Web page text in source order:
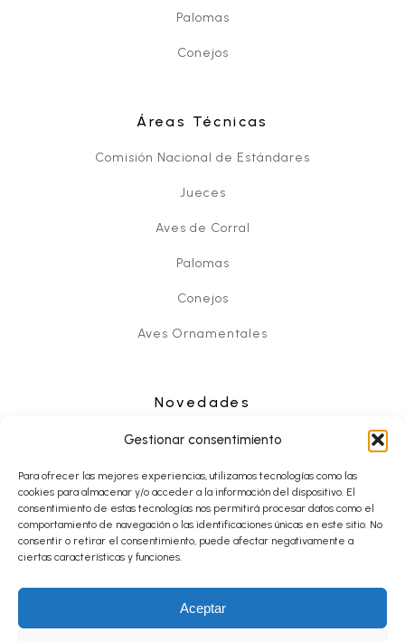
Gestionar consentimiento
Para ofrecer las mejores experiencias, utilizamos tecnologías como las
cookies para almacenar y/o acceder a la información del dispositivo. El
consentimiento de estas tecnologías nos permitirá procesar datos como el
comportamiento de navegación o las identificaciones únicas en este sitio. No
consentir o retirar el consentimiento, puede afectar negativamente a
ciertas características y funciones.
Aceptar
Palomas
Conejos
Áreas Técnicas
Comisión Nacional de Estándares
Jueces
Aves de Corral
Palomas
Conejos
Aves Ornamentales
Novedades
Noticias
Eventos
Contacto
© Desde 2013 CopyRight FESACOCUR.ES - Todos los derechos